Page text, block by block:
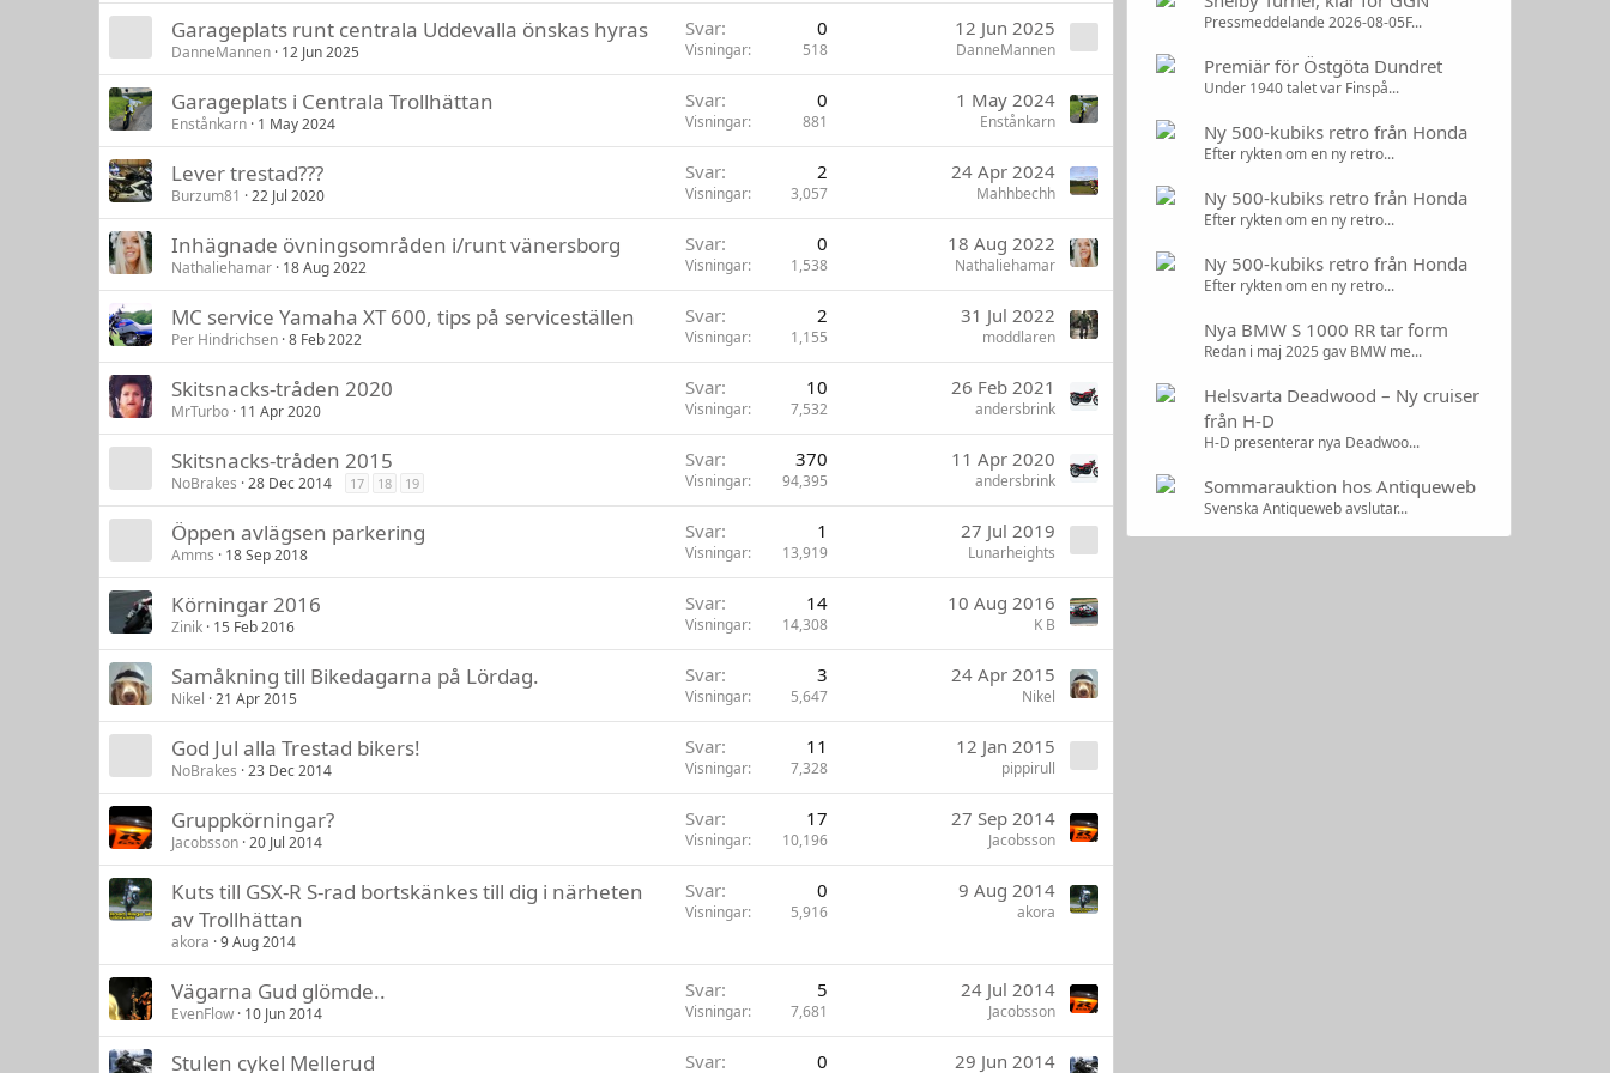
y
Garageplats runt centrala Uddevalla önskas hyras
DanneMannen 12 Jun 2025
Svar 0
Visningar 518
12 Jun 2025
DanneMannen
Garageplats i Centrala Trollhättan
Enstånkarn 1 May 2024
Svar 0
Visningar 881
1 May 2024
Enstånkarn
Lever trestad???
Burzum81 22 Jul 2020
Svar 2
Visningar 3,057
24 Apr 2024
Mahhbechh
Inhägnade övningsområden i/runt vänersborg
Nathaliehamar 18 Aug 2022
Svar 0
Visningar 1,538
18 Aug 2022
Nathaliehamar
MC service Yamaha XT 600, tips på serviceställen
Per Hindrichsen 8 Feb 2022
Svar 2
Visningar 1,155
31 Jul 2022
moddlaren
Skitsnacks-tråden 2020
MrTurbo 11 Apr 2020
Svar 10
Visningar 7,532
26 Feb 2021
andersbrink
Skitsnacks-tråden 2015
NoBrakes 28 Dec 2014 17 18 19
Svar 370
Visningar 94,395
11 Apr 2020
andersbrink
Öppen avlägsen parkering
Amms 18 Sep 2018
Svar 1
Visningar 13,919
27 Jul 2019
Lunarheights
Körningar 2016
Zinik 15 Feb 2016
Svar 14
Visningar 14,308
10 Aug 2016
K B
Samåkning till Bikedagarna på Lördag.
Nikel 21 Apr 2015
Svar 3
Visningar 5,647
24 Apr 2015
Nikel
God Jul alla Trestad bikers!
NoBrakes 23 Dec 2014
Svar 11
Visningar 7,328
12 Jan 2015
pippirull
Gruppkörningar?
Jacobsson 20 Jul 2014
Svar 17
Visningar 10,196
27 Sep 2014
Jacobsson
Kuts till GSX-R S-rad bortskänkes till dig i närheten
av Trollhättan
akora 9 Aug 2014
Svar 0
Visningar 5,916
9 Aug 2014
akora
Vägarna Gud glömde..
EvenFlow 10 Jun 2014
Svar 5
Visningar 7,681
24 Jul 2014
Jacobsson
Stulen cykel Mellerud Svar 0 29 Jun 2014
Pressmeddelande 2026-08-05F...
Premiär för Östgöta Dundret
Under 1940 talet var Finspå...
Ny 500-kubiks retro från Honda
Efter rykten om en ny retro...
Ny 500-kubiks retro från Honda
Efter rykten om en ny retro...
Ny 500-kubiks retro från Honda
Efter rykten om en ny retro...
Nya BMW S 1000 RR tar form
Redan i maj 2025 gav BMW me...
Helsvarta Deadwood – Ny cruiser
från H-D
H-D presenterar nya Deadwoo...
Sommarauktion hos Antiqueweb
Svenska Antiqueweb avslutar...